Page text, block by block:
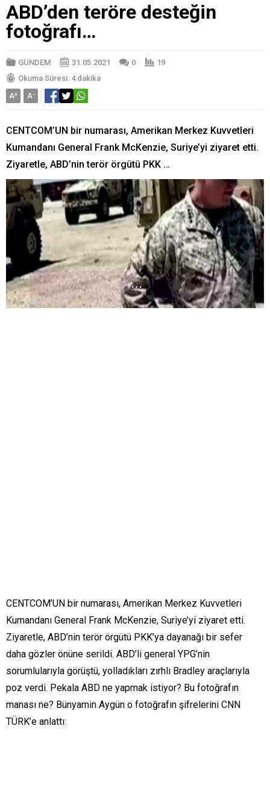
ABD’den teröre desteğin
fotoğrafı…
GÜNDEM 31.05.2021 0
19
Okuma Süresi: 4 dakika
A+ A-
CENTCOM’UN bir numarası, Amerikan Merkez Kuvvetleri
Kumandanı General Frank McKenzie, Suriye’yi ziyaret etti.
Ziyaretle, ABD’nin terör örgütü PKK …
CENTCOM’UN bir numarası, Amerikan Merkez Kuvvetleri
Kumandanı General Frank McKenzie, Suriye’yi ziyaret etti.
Ziyaretle, ABD’nin terör örgütü PKK’ya dayanağı bir sefer
daha gözler önüne serildi. ABD’li general YPG’nin
sorumlularıyla görüştü, yolladıkları zırhlı Bradley araçlarıyla
poz verdi. Pekala ABD ne yapmak istiyor? Bu fotoğrafın
manası ne? Bünyamin Aygün o fotoğrafın şifrelerini CNN
TÜRK’e anlattı: